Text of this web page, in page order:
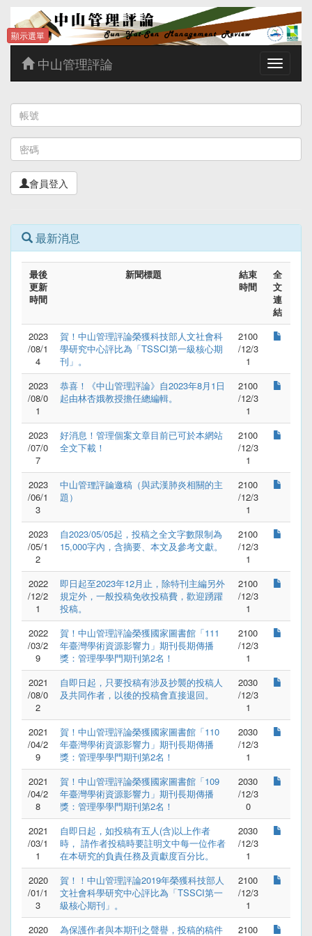
Toggle
中山管理評論
會員登入
顯示選單
最新消息
最後
更新
時間
新聞標題
結束
時間
全
文
連
結
2023
/08/1
4
賀！中山管理評論榮獲科技部人文社會科
學研究中心評比為「TSSCI第一級核心期
刊」。
2100
/12/3
1
2023
/08/0
1
恭喜！《中山管理評論》自2023年8月1日
起由林杏娥教授擔任總編輯。
2100
/12/3
1
2023
/07/0
7
好消息！管理個案文章目前已可於本網站
全文下載！
2100
/12/3
1
2023
/06/1
3
中山管理評論邀稿（與武漢肺炎相關的主
題）
2100
/12/3
1
2023
/05/1
2
自2023/05/05起，投稿之全文字數限制為
15,000字內，含摘要、本文及參考文獻。
2100
/12/3
1
2022
/12/2
1
即日起至2023年12月止，除特刊主編另外
規定外，一般投稿免收投稿費，歡迎踴躍
投稿。
2100
/12/3
1
2022
/03/2
9
賀！中山管理評論榮獲國家圖書館「111
年臺灣學術資源影響力」期刊長期傳播
獎：管理學學門期刊第2名！
2100
/12/3
1
2021
/08/0
2
自即日起，只要投稿有涉及抄襲的投稿人
及共同作者，以後的投稿會直接退回。
2030
/12/3
1
2021
/04/2
9
賀！中山管理評論榮獲國家圖書館「110
年臺灣學術資源影響力」期刊長期傳播
獎：管理學學門期刊第2名！
2030
/12/3
1
2021
/04/2
8
賀！中山管理評論榮獲國家圖書館「109
年臺灣學術資源影響力」期刊長期傳播
獎：管理學學門期刊第2名！
2030
/12/3
0
2021
/03/1
1
自即日起，如投稿有五人(含)以上作者
時， 請作者投稿時要註明文中每一位作者
在本研究的負責任務及貢獻度百分比。
2030
/12/3
1
2020
/01/1
3
賀！！中山管理評論2019年榮獲科技部人
文社會科學研究中心評比為「TSSCI第一
級核心期刊」。
2100
/12/3
1
2020
為保護作者與本期刊之聲譽，投稿的稿件
2100